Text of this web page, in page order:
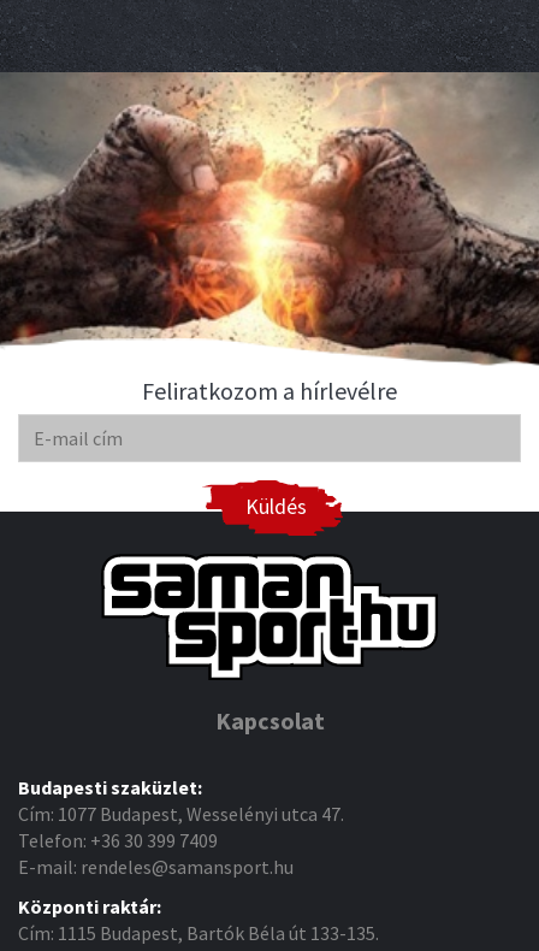
Feliratkozom a hírlevélre
Küldés
Kapcsolat
Budapesti szaküzlet:
Cím: 1077 Budapest, Wesselényi utca 47.
Telefon: +36 30 399 7409
E-mail: rendeles@samansport.hu
Központi raktár:
Cím: 1115 Budapest, Bartók Béla út 133-135.